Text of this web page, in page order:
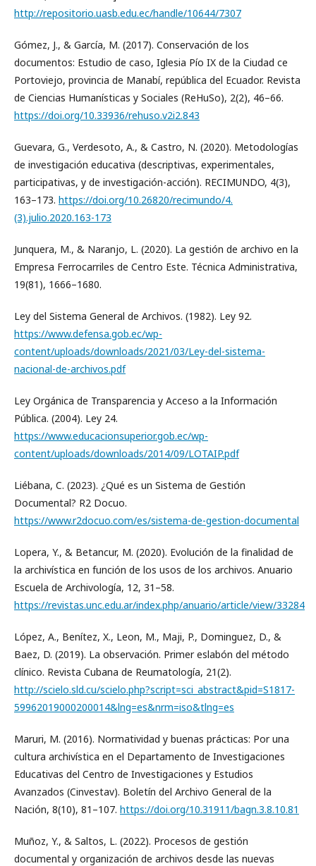
http://repositorio.uasb.edu.ec/handle/10644/7307
Gómez, J., & García, M. (2017). Conservación de los
documentos: Estudio de caso, Iglesia Pío IX de la Ciudad ce
Portoviejo, provincia de Manabí, república del Ecuador. Revista
de Ciencias Humanísticas y Sociales (ReHuSo), 2(2), 46–66.
https://doi.org/10.33936/rehuso.v2i2.843
Guevara, G., Verdesoto, A., & Castro, N. (2020). Metodologías
de investigación educativa (descriptivas, experimentales,
participativas, y de investigación-acción). RECIMUNDO, 4(3),
163–173. https://doi.org/10.26820/recimundo/4.
(3).julio.2020.163-173
Junquera, M., & Naranjo, L. (2020). La gestión de archivo en la
Empresa Ferrocarriles de Centro Este. Técnica Administrativa,
19(81), 1666–1680.
Ley del Sistema General de Archivos. (1982). Ley 92.
https://www.defensa.gob.ec/wp-
content/uploads/downloads/2021/03/Ley-del-sistema-
nacional-de-archivos.pdf
Ley Orgánica de Transparencia y Acceso a la Información
Pública. (2004). Ley 24.
https://www.educacionsuperior.gob.ec/wp-
content/uploads/downloads/2014/09/LOTAIP.pdf
Liébana, C. (2023). ¿Qué es un Sistema de Gestión
Documental? R2 Docuo.
https://www.r2docuo.com/es/sistema-de-gestion-documental
Lopera, Y., & Betancur, M. (2020). Evolución de la finalidad de
la archivística en función de los usos de los archivos. Anuario
Escuela de Archivología, 12, 31–58.
https://revistas.unc.edu.ar/index.php/anuario/article/view/33284
López, A., Benítez, X., Leon, M., Maji, P., Dominguez, D., &
Baez, D. (2019). La observación. Primer eslabón del método
clínico. Revista Cubana de Reumatología, 21(2).
http://scielo.sld.cu/scielo.php?script=sci_abstract&pid=S1817-
59962019000200014&lng=es&nrm=iso&tlng=es
Maruri, M. (2016). Normatividad y buenas prácticas: Por una
cultura archivística en el Departamento de Investigaciones
Educativas del Centro de Investigaciones y Estudios
Avanzados (Cinvestav). Boletín del Archivo General de la
Nación, 8(10), 81–107. https://doi.org/10.31911/bagn.3.8.10.81
Muñoz, Y., & Saltos, L. (2022). Procesos de gestión
documental y organización de archivos desde las nuevas